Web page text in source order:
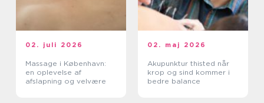
02. juli 2026
Massage i København:
en oplevelse af
afslapning og velvære
02. maj 2026
Akupunktur thisted når
krop og sind kommer i
bedre balance